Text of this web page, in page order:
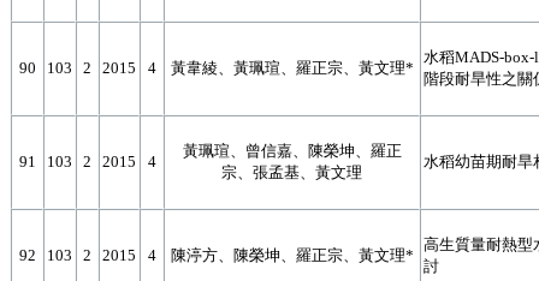
90 103 2 2015 4 黃韋綾、黃珮瑄、羅正宗、黃文理*
水稻MADS-
階段耐旱性之關
91 103 2 2015 4
黃珮瑄、曾信嘉、陳榮坤、羅正
宗、張孟基、黃文理
水稻幼苗期耐旱
92 103 2 2015 4 陳渟方、陳榮坤、羅正宗、黃文理*
高生質量耐熱型
討